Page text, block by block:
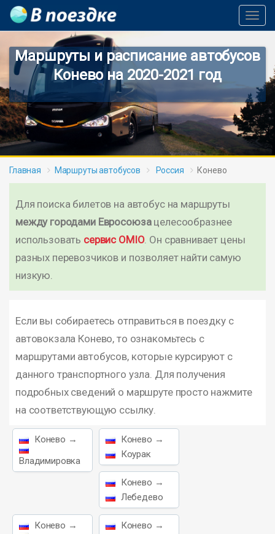
Маршруты и расписание автобусов
Конево на 2020-2021 год
Главная Маршруты автобусов Россия Конево
Для поиска билетов на автобус на маршруты
между городами Евросоюзацелесообразнее
использовать сервис OMIO. Он сравнивает цены
разных перевозчиков и позволяет найти самую
низкую.
Если вы собираетесь отправиться в поездку с
автовокзала Конево, то ознакомьтесь с
маршрутами автобусов, которые курсируют с
данного транспортного узла. Для получения
подробных сведений о маршруте просто нажмите
на соответствующую ссылку.
Конево →
Владимировка
Конево →
Коурак
Конево →
Лебедево
Конево →
Конево →